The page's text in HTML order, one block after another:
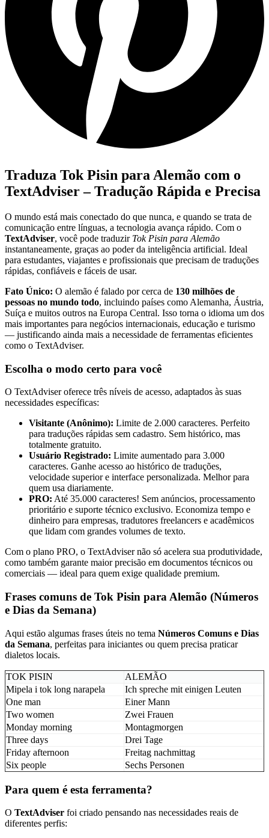
Traduza Tok Pisin para Alemão com o
TextAdviser – Tradução Rápida e Precisa
O mundo está mais conectado do que nunca, e quando se trata de
comunicação entre línguas, a tecnologia avança rápido. Com o
TextAdviser, você pode traduzir Tok Pisin para Alemão
instantaneamente, graças ao poder da inteligência artificial. Ideal
para estudantes, viajantes e profissionais que precisam de traduções
rápidas, confiáveis e fáceis de usar.
Fato Único: O alemão é falado por cerca de 130 milhões de
pessoas no mundo todo, incluindo países como Alemanha, Áustria,
Suíça e muitos outros na Europa Central. Isso torna o idioma um dos
mais importantes para negócios internacionais, educação e turismo
— justificando ainda mais a necessidade de ferramentas eficientes
como o TextAdviser.
Escolha o modo certo para você
O TextAdviser oferece três níveis de acesso, adaptados às suas
necessidades específicas:
Visitante (Anônimo): Limite de 2.000 caracteres. Perfeito
para traduções rápidas sem cadastro. Sem histórico, mas
totalmente gratuito.
Usuário Registrado: Limite aumentado para 3.000
caracteres. Ganhe acesso ao histórico de traduções,
velocidade superior e interface personalizada. Melhor para
quem usa diariamente.
PRO: Até 35.000 caracteres! Sem anúncios, processamento
prioritário e suporte técnico exclusivo. Economiza tempo e
dinheiro para empresas, tradutores freelancers e acadêmicos
que lidam com grandes volumes de texto.
Com o plano PRO, o TextAdviser não só acelera sua produtividade,
como também garante maior precisão em documentos técnicos ou
comerciais — ideal para quem exige qualidade premium.
Frases comuns de Tok Pisin para Alemão (Números
e Dias da Semana)
Aqui estão algumas frases úteis no tema Números Comuns e Dias
da Semana, perfeitas para iniciantes ou quem precisa praticar
dialetos locais.
TOK PISIN
ALEMÃO
Mipela i tok long narapela
Ich spreche mit einigen Leuten
One man
Einer Mann
Two women
Zwei Frauen
Monday morning
Montagmorgen
Three days
Drei Tage
Friday afternoon
Freitag nachmittag
Six people
Sechs Personen
Para quem é esta ferramenta?
O TextAdviser foi criado pensando nas necessidades reais de
diferentes perfis: